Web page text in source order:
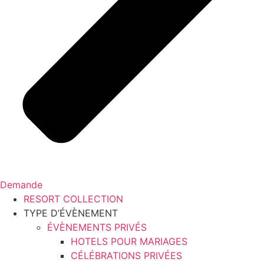
Demande
RESORT COLLECTION
TYPE D’ÉVÈNEMENT
ÉVÈNEMENTS PRIVÉS
HOTELS POUR MARIAGES
CÉLÉBRATIONS PRIVÉES